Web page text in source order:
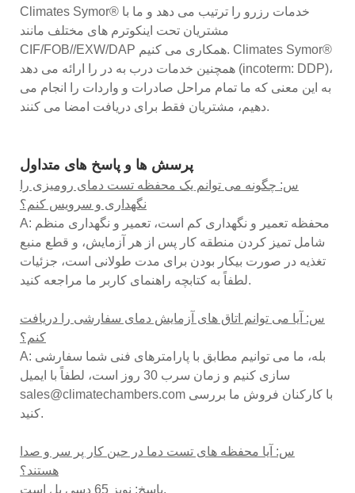
Climates Symor® خدمات رزرو را ترتیب می دهد و ما با
مشتریان تحت اینکوترم های مختلف مانند
CIF/FOB//EXW/DAP همکاری می کنیم. Climates Symor®
همچنین خدمات درب به در را ارائه می دهد (incoterm: DDP)،
به این معنی که ما تمام مراحل صادرات و واردات را انجام می
دهیم، مشتریان فقط برای دریافت امضا می کنند.
پرسش ها و پاسخ های متداول
س: چگونه می توانم یک محفظه تست دمای رومیزی را
نگهداری و سرویس کنم؟
A: محفظه تعمیر و نگهداری کم است، تعمیر و نگهداری منظم
شامل تمیز کردن منطقه کار پس از هر آزمایش، و قطع منبع
تغذیه در صورت بیکار بودن برای مدت طولانی است، جزئیات
لطفاً به کتابچه راهنمای کاربر ما مراجعه کنید.
س: آیا می توانم اتاق های آزمایش دمای سفارشی را دریافت
کنم؟
A: بله، ما می توانیم مطابق با پارامترهای فنی شما سفارشی
سازی کنیم و زمان سرب 30 روز است، لطفاً با ایمیل
sales@climatechambers.com با کارکنان فروش ما بررسی
کنید.
س: آیا محفظه های تست دما در حین کار پر سر و صدا
هستند؟
پاسخ: نویز 65 دسی بل است.